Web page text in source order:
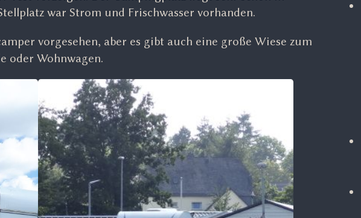
war Strom und Frischwasser vorhanden.
vorgesehen, aber es gibt auch eine große Wiese zum
oder Wohnwagen.